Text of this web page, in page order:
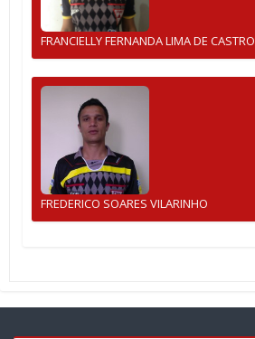
FRANCIELLY FERNANDA LIMA DE CASTRO
FREDERICO SOARES VILARINHO